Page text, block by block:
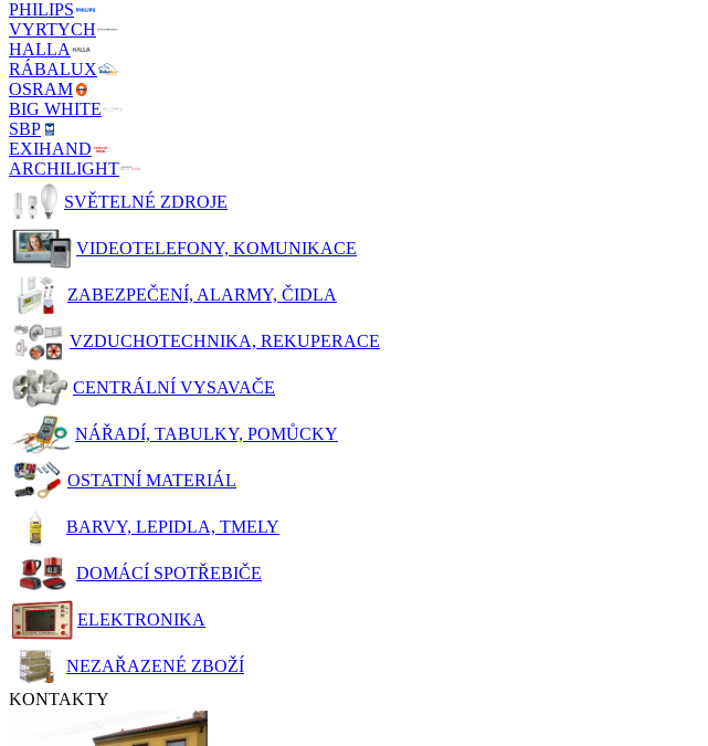
PHILIPS
VYRTYCH
HALLA
RÁBALUX
OSRAM
BIG WHITE
SBP
EXIHAND
ARCHILIGHT
SVĚTELNÉ ZDROJE
VIDEOTELEFONY, KOMUNIKACE
ZABEZPEČENÍ, ALARMY, ČIDLA
VZDUCHOTECHNIKA, REKUPERACE
CENTRÁLNÍ VYSAVAČE
NÁŘADÍ, TABULKY, POMŮCKY
OSTATNÍ MATERIÁL
BARVY, LEPIDLA, TMELY
DOMÁCÍ SPOTŘEBIČE
ELEKTRONIKA
NEZAŘAZENÉ ZBOŽÍ
KONTAKTY